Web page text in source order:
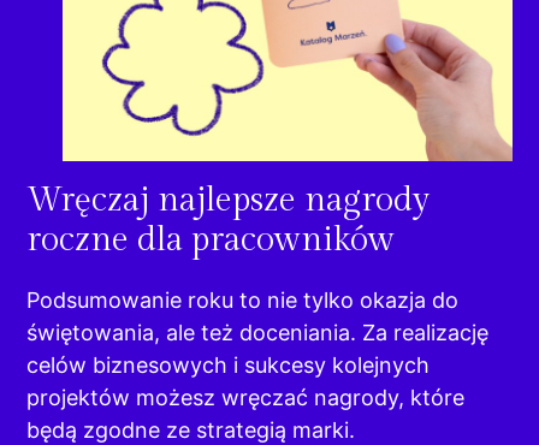
Wręczaj najlepsze nagrody
roczne dla pracowników
Podsumowanie roku to nie tylko okazja do
świętowania, ale też doceniania. Za realizację
celów biznesowych i sukcesy kolejnych
projektów możesz wręczać nagrody, które
będą zgodne ze strategią marki.